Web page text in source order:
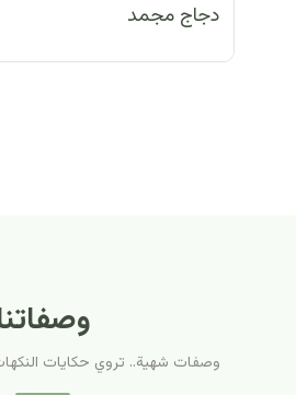
دجاج مجمد
وصفات شهية.. تروي حكايات